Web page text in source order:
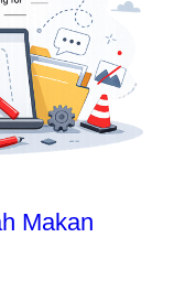
Makan